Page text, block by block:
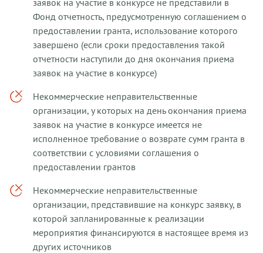
заявок на участие в конкурсе не представили в
Фонд отчетность, предусмотренную соглашением о
предоставлении гранта, использование которого
завершено (если сроки предоставления такой
отчетности наступили до дня окончания приема
заявок на участие в конкурсе)
Некоммерческие неправительственные
организации, у которых на день окончания приема
заявок на участие в конкурсе имеется не
исполненное требование о возврате сумм гранта в
соответствии с условиями соглашения о
предоставлении грантов
Некоммерческие неправительственные
организации, представившие на конкурс заявку, в
которой запланированные к реализации
мероприятия финансируются в настоящее время из
других источников